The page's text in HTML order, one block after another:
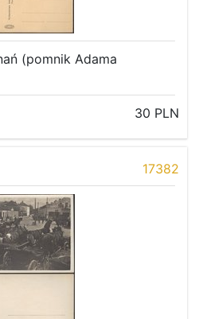
(pomnik Adama
30 PLN
17382